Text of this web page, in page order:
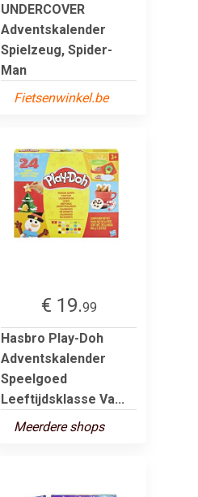
UNDERCOVER
Adventskalender
Spielzeug, Spider-
Man
Fietsenwinkel.be
€ 19.99
Hasbro Play-Doh
Adventskalender
Speelgoed
Leeftijdsklasse Va...
Meerdere shops